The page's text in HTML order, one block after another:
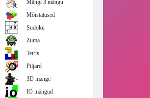
Mängi 3 mängu
Mõistatused
Sudoku
Zuma
Tetris
Piljard
3D mänge
IO mängud